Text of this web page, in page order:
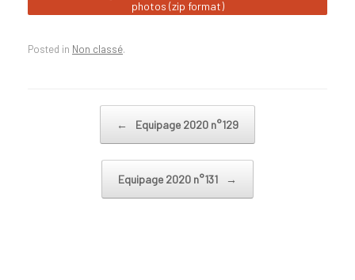
photos (zip format)
Posted in Non classé.
← Equipage 2020 n°129
Equipage 2020 n°131 →